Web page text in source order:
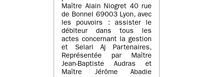
Maître Alain Niogret 40 rue
de Bonnel 69003 Lyon, avec
les pouvoirs : assister le
débiteur dans tous les
actes concernant la gestion
et Selarl Aj Partenaires,
Représentée par Maître
Jean-Baptiste Audras et
Maître Jérôme Abadie